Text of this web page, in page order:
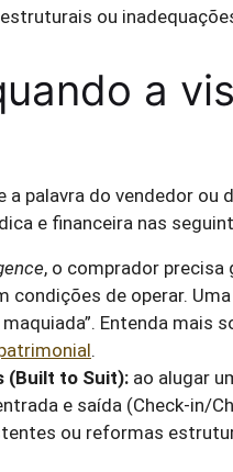
ou
a
palavra do vendedor ou
e financeira nas
, o comprador precisa
condições de operar.
Entenda mais
.
(Built to Suit): ao alugar
e saída (Check-in/
ou reformas